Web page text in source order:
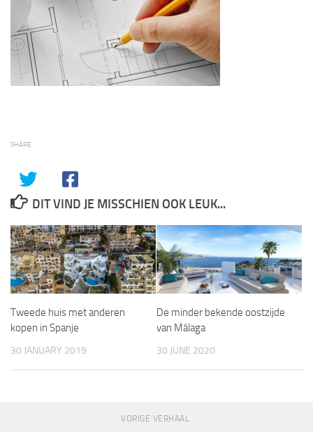
SHARE
DIT VIND JE MISSCHIEN OOK LEUK...
Tweede huis met anderen
kopen in Spanje
30 JANUARY 2019
De minder bekende oostzijde
van Málaga
30 JUNE 2020
VORIGE VERHAAL